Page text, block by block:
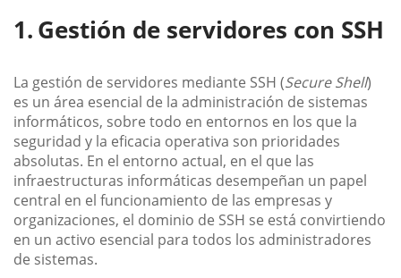
Gestión de servidores con SSH
La gestión de servidores mediante SSH (Secure Shell)
es un área esencial de la administración de sistemas
informáticos, sobre todo en entornos en los que la
seguridad y la eficacia operativa son prioridades
absolutas. En el entorno actual, en el que las
infraestructuras informáticas desempeñan un papel
central en el funcionamiento de las empresas y
organizaciones, el dominio de SSH se está convirtiendo
en un activo esencial para todos los administradores
de sistemas.